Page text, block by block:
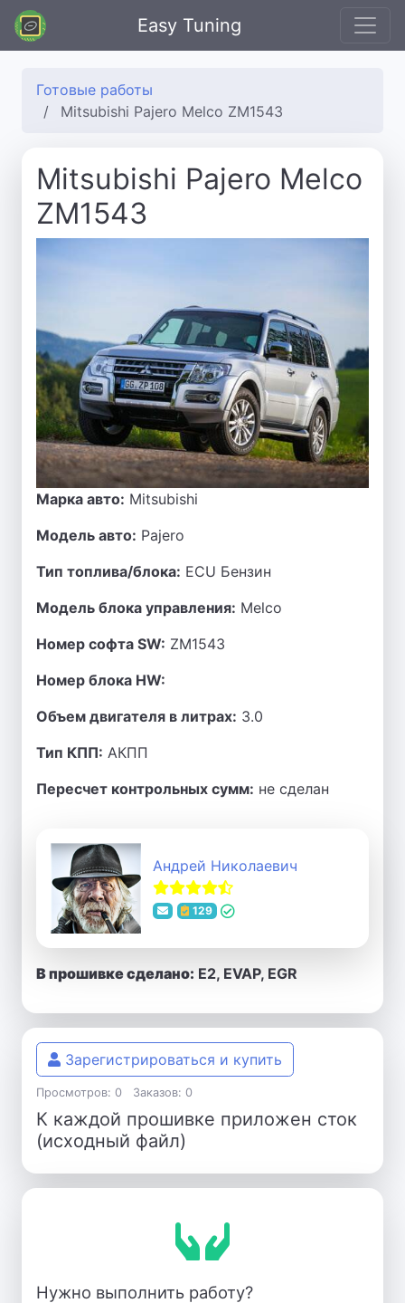
Easy Tuning
Готовые работы
Mitsubishi Pajero Melco ZM1543
Mitsubishi Pajero Melco
ZM1543
Марка авто: Mitsubishi
Модель авто: Pajero
Тип топлива/блока: ECU Бензин
Модель блока управления: Melco
Номер софта SW: ZM1543
Номер блока HW:
Объем двигателя в литрах: 3.0
Тип КПП: АКПП
Пересчет контрольных сумм: не сделан
Андрей Николаевич
129
В прошивке сделано: E2, EVAP, EGR
Зарегистрироваться и купить
Просмотров: 0 Заказов: 0
К каждой прошивке приложен сток
(исходный файл)
Нужно выполнить работу?